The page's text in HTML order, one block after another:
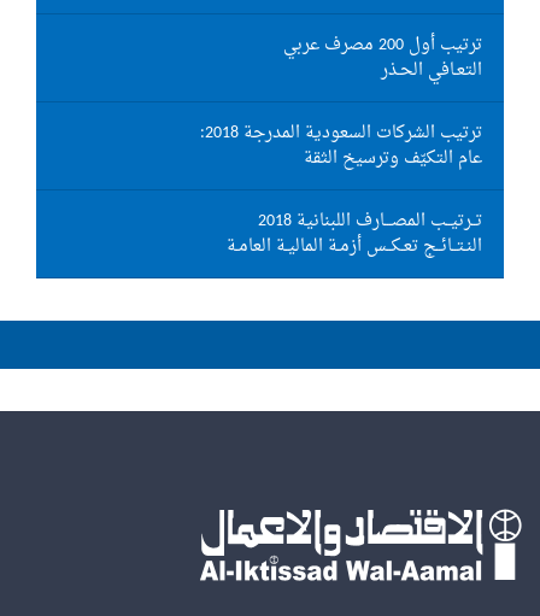
ترتيب أول 200 مصرف عربي
التعـافي الحـذر
ترتيب الشركات السعودية المدرجة 2018:
عام التكيّف وترسيخ الثقة
تــرتيــب المصـــارف اللبنانية 2018
النـتــائــج تعـكــس أزمـة الماليـة العامـة